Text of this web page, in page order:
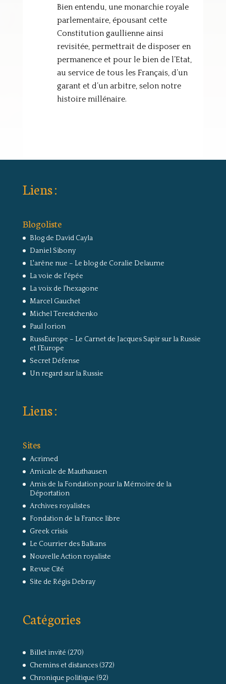
Bien entendu, une monarchie royale
parlementaire, épousant cette
Constitution gaullienne ainsi
revisitée, permettrait de disposer en
permanence et pour le bien de l’Etat,
au service de tous les Français, d’un
garant et d’un arbitre, selon notre
histoire millénaire.
Liens :
Blogoliste
Blog de David Cayla
Daniel Sibony
L'arêne nue – Le blog de Coralie Delaume
La voie de l'épée
La voix de l'hexagone
Marcel Gauchet
Michel Terestchenko
Paul Jorion
RussEurope – Le Carnet de Jacques Sapir sur la Russie
et l’Europe
Secret Défense
Un regard sur la Russie
Liens :
Sites
Acrimed
Amicale de Mauthausen
Amis de la Fondation pour la Mémoire de la
Déportation
Archives royalistes
Fondation de la France libre
Greek crisis
Le Courrier des Balkans
Nouvelle Action royaliste
Revue Cité
Site de Régis Debray
Catégories
Billet invité (270)
Chemins et distances(372)
Chronique politique (92)